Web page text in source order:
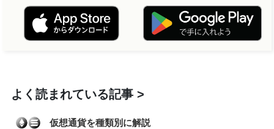
よく読まれている記事
仮想通貨を種類別に解説